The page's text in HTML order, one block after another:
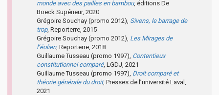
monde avec des pailles en bambou, éditions De
Boeck Supérieur, 2020
Grégoire Souchay (promo 2012), Sivens, le barrage de
trop, Reporterre, 2015
Grégoire Souchay (promo 2012), Les Mirages de
l’éolien, Reporterre, 2018
Guillaume Tusseau (promo 1997), Contentieux
constitutionnel comparé, LGDJ, 2021
Guillaume Tusseau (promo 1997), Droit comparé et
théorie générale du droit, Presses de l’université Laval,
2021